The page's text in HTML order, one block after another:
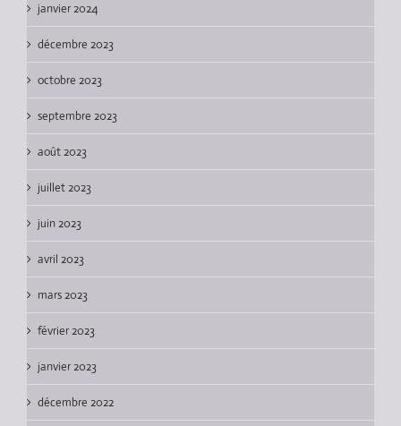
janvier 2024
décembre 2023
octobre 2023
septembre 2023
août 2023
juillet 2023
juin 2023
avril 2023
mars 2023
février 2023
janvier 2023
décembre 2022